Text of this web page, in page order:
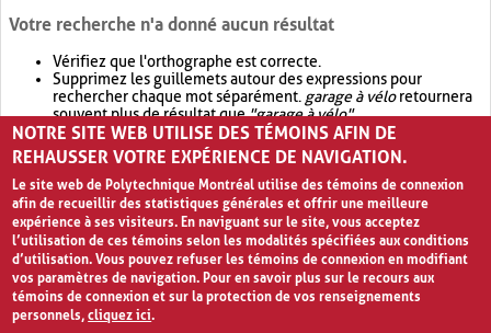
Votre recherche n'a donné aucun résultat
Vérifiez que l'orthographe est correcte.
Supprimez les guillemets autour des expressions pour
rechercher chaque mot séparément. garage à véloretournera
souvent plus de résultat que"garage à vélo".
Envisagez d'élargir votre recherche avec OR.garage OR vélo
retournera souvent plus de résultat quegarage à vélo
NOTRE SITE WEB UTILISE DES TÉMOINS AFIN DE
REHAUSSER VOTRE EXPÉRIENCE DE NAVIGATION.
Le site web de Polytechnique Montréal utilise des témoins de connexion
afin de recueillir des statistiques générales et offrir une meilleure
expérience à ses visiteurs. En naviguant sur le site, vous acceptez
l’utilisation de ces témoins selon les modalités spécifiées aux conditions
d’utilisation. Vous pouvez refuser les témoins de connexion en modifiant
vos paramètres de navigation. Pour en savoir plus sur le recours aux
témoins de connexion et sur la protection de vos renseignements
personnels,cliquez ici.